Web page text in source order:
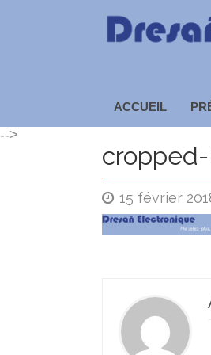
Dresañ
ACCUEIL
-->
15 février